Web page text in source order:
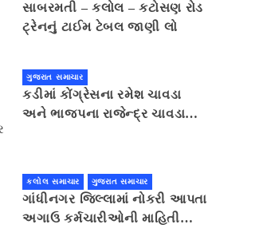
સાબરમતી – કલોલ – કટોસણ રોડ
ટ્રેનનું ટાઈમ ટેબલ જાણી લો
ગુજરાત સમાચાર
કડીમાં કોંગ્રેસના રમેશ ચાવડા
અને ભાજપના રાજેન્દ્ર ચાવડા
કલોલ સમાચાર ગુજરાત સમાચાર
ગાંધીનગર જિલ્લામાં નોકરી આપતા
અગાઉ કર્મચારીઓની માહિતી